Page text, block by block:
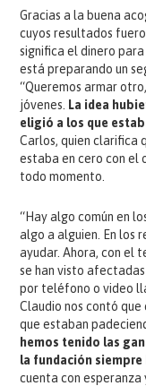
Gracias a la buena
cuyos resultados
significa el dinero
está preparando un
“Queremos armar
jóvenes.
La idea
eligió a los que
Carlos, quien clarifica
estaba en cero con el
todo momento.
“Hay algo común en
algo a alguien. En los
ayudar. Ahora, con el
se han visto afectadas
por teléfono o video
Claudio nos contó
que estaban
hemos tenido las
la fundación
cuenta con esperanza